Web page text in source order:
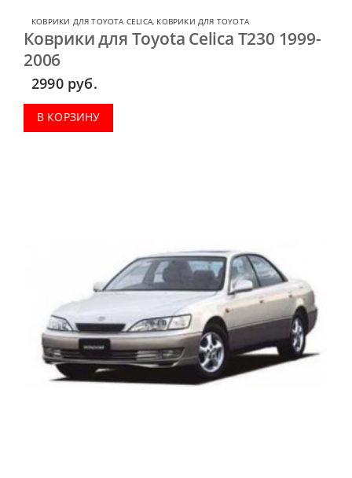
КОВРИКИ ДЛЯ TOYOTA CELICA, КОВРИКИ ДЛЯ TOYOTA
Коврики для Toyota Celica T230 1999-
2006
2990 руб.
В КОРЗИНУ